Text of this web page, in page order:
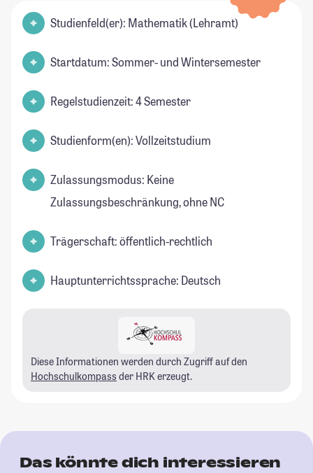
Studienfeld(er): Mathematik (Lehramt)
Startdatum: Sommer- und Wintersemester
Regelstudienzeit: 4 Semester
Studienform(en): Vollzeitstudium
Zulassungsmodus: Keine
Zulassungsbeschränkung, ohne NC
Trägerschaft: öffentlich-rechtlich
Hauptunterrichtssprache: Deutsch
Diese Informationen werden durch Zugriff auf den
Hochschulkompass der HRK erzeugt.
Das könnte dich interessieren